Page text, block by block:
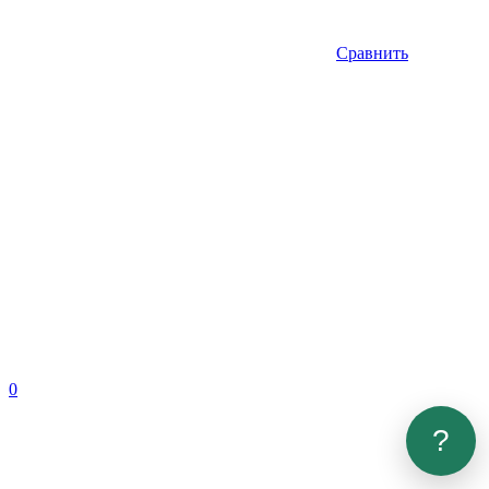
Сравнить
0
?